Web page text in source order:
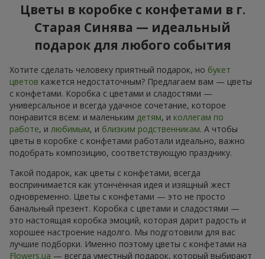
Цветы в коробке с конфетами в г.
Старая Синява — идеальный
подарок для любого события
Хотите сделать человеку приятный подарок, но букет
цветов кажется недостаточным? Предлагаем вам — цветы
с конфетами. Коробка с цветами и сладостями —
универсальное и всегда удачное сочетание, которое
понравится всем: и маленьким детям, и коллегам по
работе, и любимым, и близким родственникам. А чтобы
цветы в коробке с конфетами работали идеально, важно
подобрать композицию, соответствующую празднику.
Такой подарок, как цветы с конфетами, всегда
воспринимается как утончённая идея и изящный жест
одновременно. Цветы с конфетами — это не просто
банальный презент. Коробка с цветами и сладостями —
это настоящая коробка эмоций, которая дарит радость и
хорошее настроение надолго. Мы подготовили для вас
лучшие подборки. Именно поэтому цветы с конфетами на
Flowers.ua — всегда уместный подарок, который выбирают